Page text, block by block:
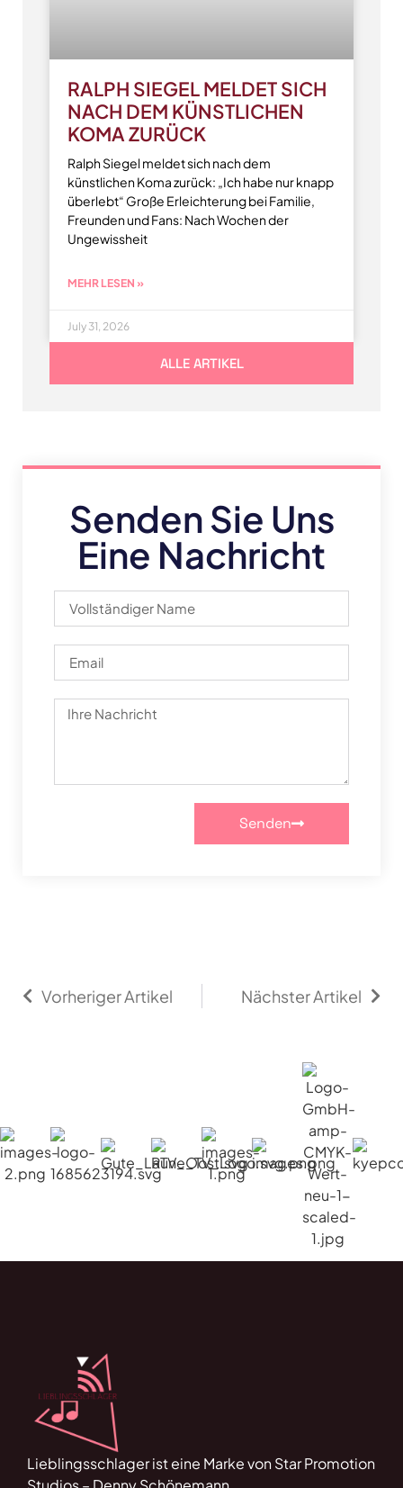
RALPH SIEGEL MELDET SICH
NACH DEM KÜNSTLICHEN
KOMA ZURÜCK
Ralph Siegel meldet sich nach dem
künstlichen Koma zurück: „Ich habe nur knapp
überlebt“ Große Erleichterung bei Familie,
Freunden und Fans: Nach Wochen der
Ungewissheit
MEHR LESEN »
July 31, 2026
ALLE ARTIKEL
Senden Sie Uns
Eine Nachricht
Senden
Vorheriger Artikel Nächster Artikel
Lieblingsschlager ist eine Marke von Star Promotion